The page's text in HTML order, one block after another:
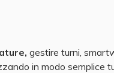
, gestire turni,
in modo semplice